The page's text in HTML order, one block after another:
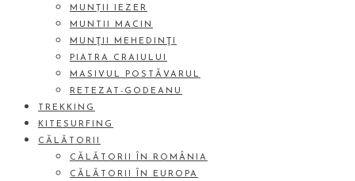
MUNȚII IEZER
MUNTII MACIN
MUNŢII MEHEDINŢI
PIATRA CRAIULUI
MASIVUL POSTĂVARUL
RETEZAT-GODEANU
TREKKING
KITESURFING
CĂLĂTORII
CĂLĂTORII ÎN ROMÂNIA
CĂLĂTORII ÎN EUROPA